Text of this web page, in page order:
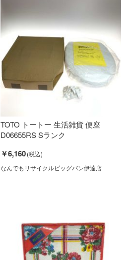
TOTO トートー 生活雑貨 便座
D06655RS Sランク
￥6,160
なんでもリサイクルビッグバン伊達店